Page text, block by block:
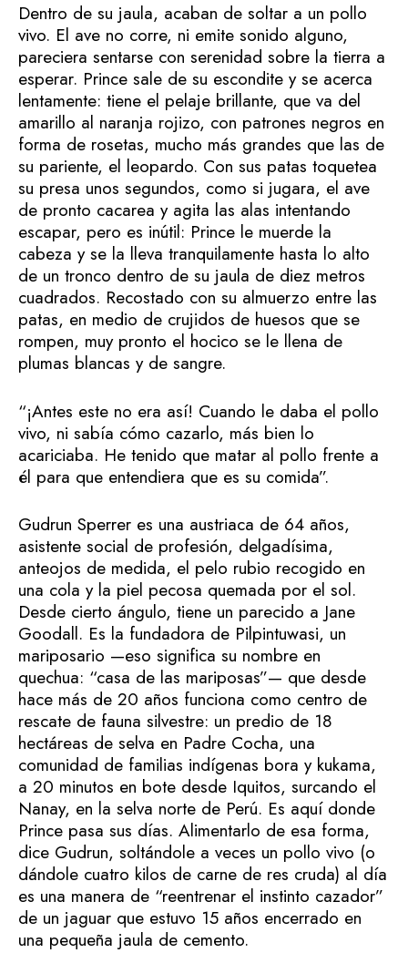
Dentro de su jaula, acaban de soltar a un pollo
vivo. El ave no corre, ni emite sonido alguno,
pareciera sentarse con serenidad sobre la tierra a
esperar. Prince sale de su escondite y se acerca
lentamente: tiene el pelaje brillante, que va del
amarillo al naranja rojizo, con patrones negros en
forma de rosetas, mucho más grandes que las de
su pariente, el leopardo. Con sus patas toquetea
su presa unos segundos, como si jugara, el ave
de pronto cacarea y agita las alas intentando
escapar, pero es inútil: Prince le muerde la
cabeza y se la lleva tranquilamente hasta lo alto
de un tronco dentro de su jaula de diez metros
cuadrados. Recostado con su almuerzo entre las
patas, en medio de crujidos de huesos que se
rompen, muy pronto el hocico se le llena de
plumas blancas y de sangre.
“¡Antes este no era así! Cuando le daba el pollo
vivo, ni sabía cómo cazarlo, más bien lo
acariciaba. He tenido que matar al pollo frente a
él para que entendiera que es su comida”.
Gudrun Sperrer es una austriaca de 64 años,
asistente social de profesión, delgadísima,
anteojos de medida, el pelo rubio recogido en
una cola y la piel pecosa quemada por el sol.
Desde cierto ángulo, tiene un parecido a Jane
Goodall. Es la fundadora de Pilpintuwasi, un
mariposario —eso significa su nombre en
quechua: “casa de las mariposas”— que desde
hace más de 20 años funciona como centro de
rescate de fauna silvestre: un predio de 18
hectáreas de selva en Padre Cocha, una
comunidad de familias indígenas bora y kukama,
a 20 minutos en bote desde Iquitos, surcando el
Nanay, en la selva norte de Perú. Es aquí donde
Prince pasa sus días. Alimentarlo de esa forma,
dice Gudrun, soltándole a veces un pollo vivo (o
dándole cuatro kilos de carne de res cruda) al día
es una manera de “reentrenar el instinto cazador”
de un jaguar que estuvo 15 años encerrado en
una pequeña jaula de cemento.